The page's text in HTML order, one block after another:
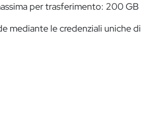
per trasferimento: 200 GB
mediante le credenziali uniche di